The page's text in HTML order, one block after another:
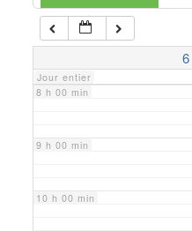
6
Jour entier
7 h 00 min
8 h 00 min
9 h 00 min
10 h 00 min